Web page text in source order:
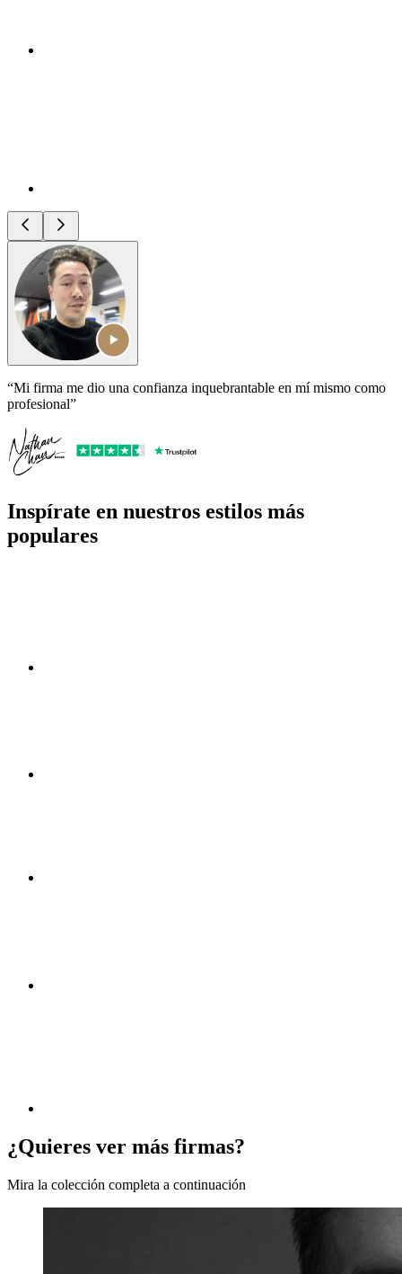
“Mi firma me dio una confianza inquebrantable en mí mismo como
profesional”
Inspírate en nuestros estilos más
populares
¿Quieres ver más firmas?
Mira la colección completa a continuación